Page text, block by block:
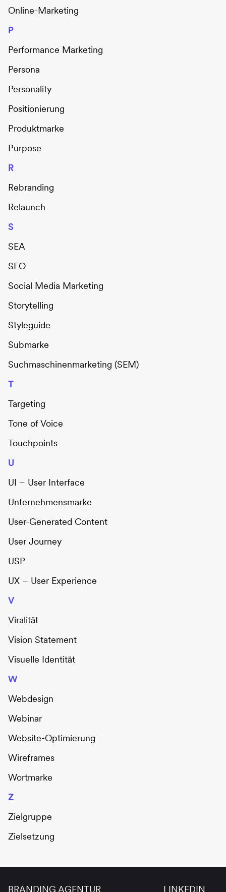
Online-Marketing
P
Performance Marketing
Persona
Personality
Positionierung
Produktmarke
Purpose
R
Rebranding
Relaunch
S
SEA
SEO
Social Media Marketing
Storytelling
Styleguide
Submarke
Suchmaschinenmarketing (SEM)
T
Targeting
Tone of Voice
Touchpoints
U
UI – User Interface
Unternehmensmarke
User-Generated Content
User Journey
USP
UX – User Experience
V
Viralität
Vision Statement
Visuelle Identität
W
Webdesign
Webinar
Website-Optimierung
Wireframes
Wortmarke
Z
Zielgruppe
Zielsetzung
BRANDING AGENTUR LINKEDIN